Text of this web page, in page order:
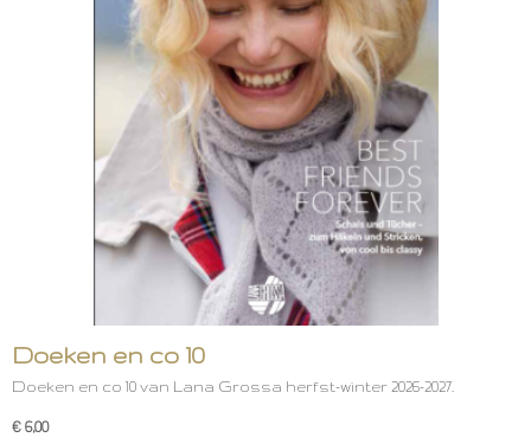
Doeken en co 10
Doeken en co 10 van Lana Grossa herfst-winter 2026-2027.
€ 6,00